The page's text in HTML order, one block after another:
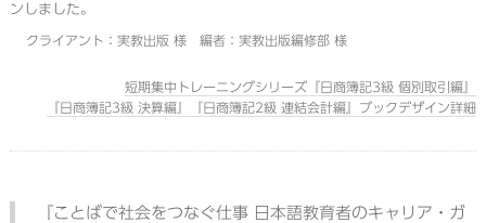
ンしました。
クライアント：実教出版 様 編者：実教出版編修部 様
短期集中トレーニングシリーズ『日商簿記3級 個別取引編』
『日商簿記3級 決算編』『日商簿記2級 連結会計編』ブックデザイン詳細
『ことばで社会をつなぐ仕事 日本語教育者のキャリア・ガ